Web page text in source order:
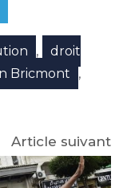
,
droit
Bricmont ,
Article suivant